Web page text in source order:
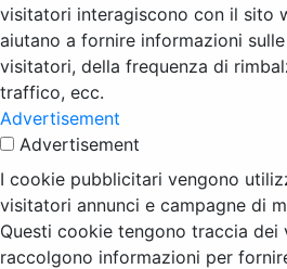
visitatori interagiscono con il sito
aiutano a fornire informazioni
visitatori, della frequenza di
traffico, ecc.
Advertisement
Advertisement
I cookie pubblicitari vengono
visitatori annunci e campagne di
Questi cookie tengono traccia dei
raccolgono informazioni per